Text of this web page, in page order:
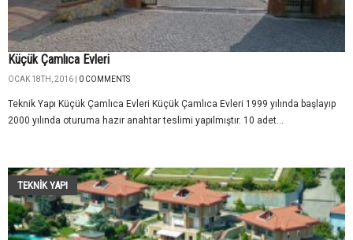
Küçük Çamlıca Evleri
OCAK 18TH, 2016 | 0 COMMENTS
Teknik Yapı Küçük Çamlıca Evleri Küçük Çamlıca Evleri 1999 yılında başlayıp
2000 yılında oturuma hazır anahtar teslimi yapılmıştır. 10 adet...
TEKNIK YAPI